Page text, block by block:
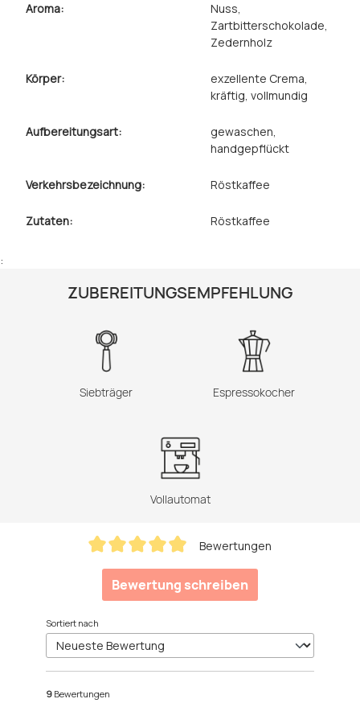
Aroma: Nuss,
Zartbitterschokolade,
Zedernholz
Körper: exzellente Crema,
kräftig, vollmundig
Aufbereitungsart: gewaschen,
handgepflückt
Verkehrsbezeichnung: Röstkaffee
Zutaten: Röstkaffee
:
ZUBEREITUNGSEMPFEHLUNG
Siebträger Espressokocher
Vollautomat
Bewertungen
Bewertung schreiben
Sortiert nach
9 Bewertungen